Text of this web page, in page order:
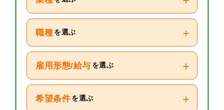
職種 を選ぶ +
雇用形態/給与 を選ぶ +
希望条件 を選ぶ +